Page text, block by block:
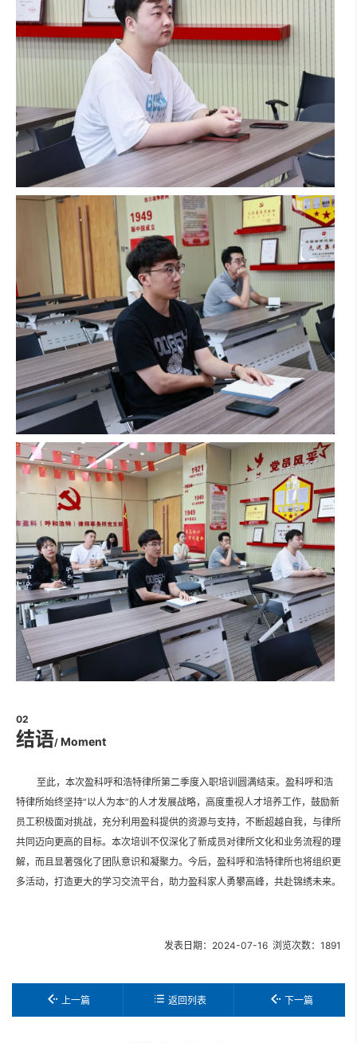
02
结语/ Moment
至此，本次盈科呼和浩特律所第二季度入职培训圆满结束。盈科呼和浩
特律所始终坚持“以人为本”的人才发展战略，高度重视人才培养工作，鼓励新
员工积极面对挑战，充分利用盈科提供的资源与支持，不断超越自我，与律所
共同迈向更高的目标。本次培训不仅深化了新成员对律所文化和业务流程的理
解，而且显著强化了团队意识和凝聚力。 今后，盈科呼和浩特律所也将组织更
多活动，打造更大的学习交流平台，助力盈科家人勇攀高峰，共赴锦绣未来。
发表日期：2024-07-16 浏览次数：1891
上一篇 返回列表 下一篇